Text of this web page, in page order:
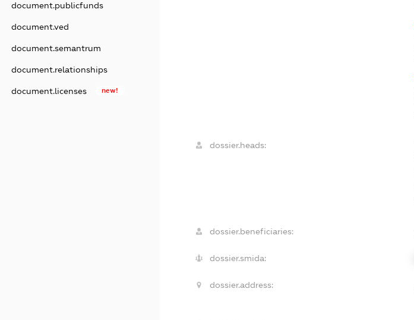
document.publicfunds
document.ved
document.semantrum
document.relationships
document.licenses new!
dossier.heads:
dossier.beneficiaries:
dossier.smida:
dossier.address: